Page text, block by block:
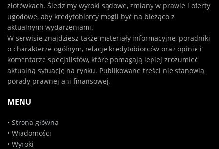
złotówkach. Śledzimy wyroki sądowe, zmiany w prawie i oferty
ugodowe, aby kredytobiorcy mogli być na bieżąco z
aktualnymi wydarzeniami.
W serwisie znajdziesz także materiały informacyjne, poradniki
o charakterze ogólnym, relacje kredytobiorców oraz opinie i
komentarze specjalistów, które pomagają lepiej zrozumieć
aktualną sytuację na rynku. Publikowane treści nie stanowią
porady prawnej ani finansowej.
MENU
• Strona główna
• Wiadomości
• Wyroki